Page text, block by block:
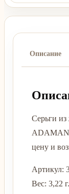
Описание
Серьги из
цену и
Артикул:
Вес: 3,22 г.